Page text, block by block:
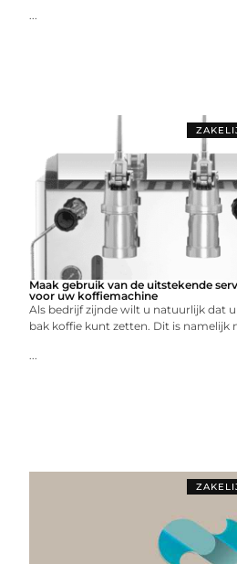
...
Maak gebruik van de uitstekende
voor uw koffiemachine
Als bedrijf zijnde wilt u natuurlijk dat
bak koffie kunt zetten. Dit is namelijk
...